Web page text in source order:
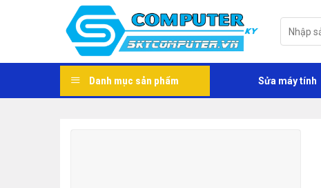
kiếm:
Danh mục sản phẩm Sửa máy tính